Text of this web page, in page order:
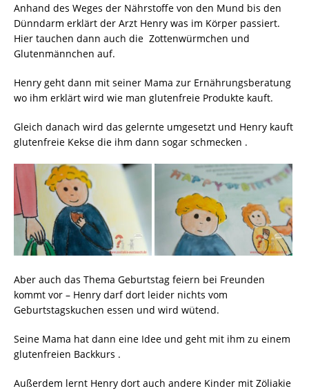
Anhand des Weges der Nährstoffe von den Mund bis den
Dünndarm erklärt der Arzt Henry was im Körper passiert.
Hier tauchen dann auch die Zottenwürmchen und
Glutenmännchen auf.
Henry geht dann mit seiner Mama zur Ernährungsberatung
wo ihm erklärt wird wie man glutenfreie Produkte kauft.
Gleich danach wird das gelernte umgesetzt und Henry kauft
glutenfreie Kekse die ihm dann sogar schmecken .
Aber auch das Thema Geburtstag feiern bei Freunden
kommt vor – Henry darf dort leider nichts vom
Geburtstagskuchen essen und wird wütend.
Seine Mama hat dann eine Idee und geht mit ihm zu einem
glutenfreien Backkurs .
Außerdem lernt Henry dort auch andere Kinder mit Zöliakie